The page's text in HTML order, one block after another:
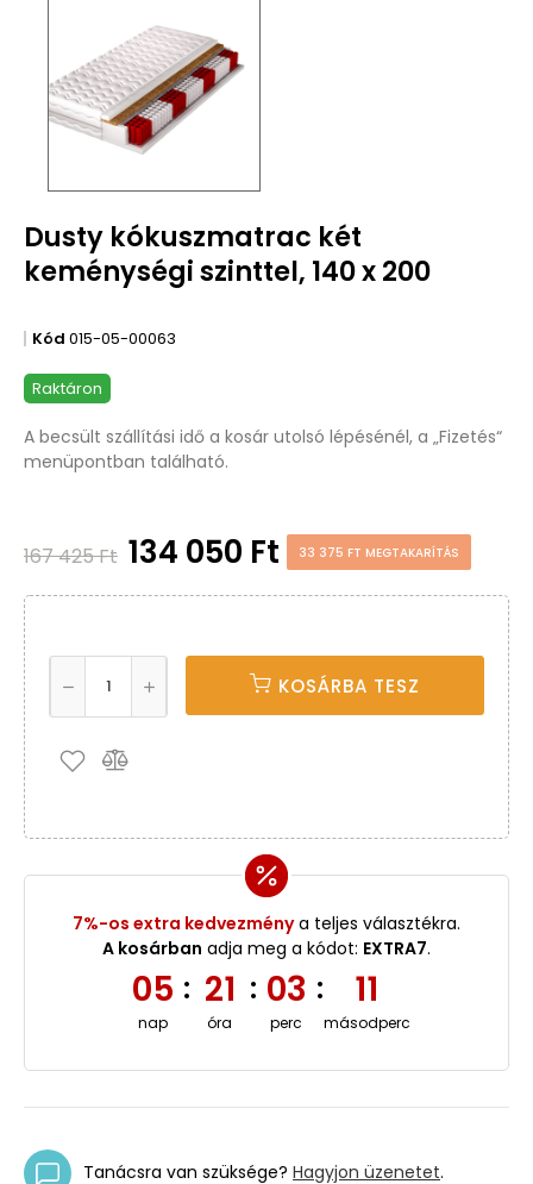
Dusty kókuszmatrac két
keménységi szinttel, 140 x 200
Kód 015-05-00063
Raktáron
A becsült szállítási idő a kosár utolsó lépésénél, a „Fizetés“
menüpontban található.
167 425 Ft 134 050 Ft 33 375 FT MEGTAKARÍTÁS
KOSÁRBA TESZ
7%-os extra kedvezménya teljes választékra.
A kosárban adja meg a kódot: EXTRA7.
05
nap
: 21
óra
: 03
perc
: 10
másodperc
Tanácsra van szüksége? Hagyjon üzenetet.